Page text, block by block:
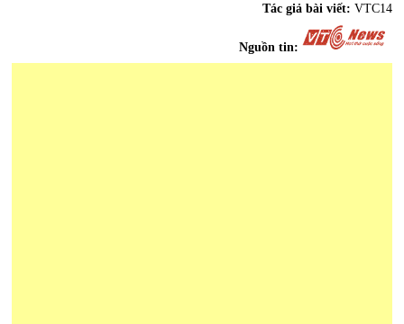
Tác giả bài viết: VTC14
Nguồn tin: